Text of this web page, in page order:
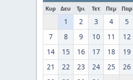
Κυρ Δευ Τρι Τετ Πεμ Παρ
1 2 3 4 5
7
8 9 10 11 12
14
15 16 17 18 19
21
22 23 24 25 26